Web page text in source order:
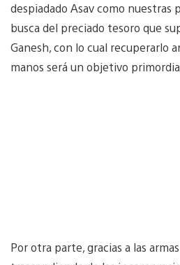
despiadado Asav como nuestras
busca del preciado tesoro que
Ganesh, con lo cual recuperarlo
manos será un objetivo
Por otra parte, gracias a las